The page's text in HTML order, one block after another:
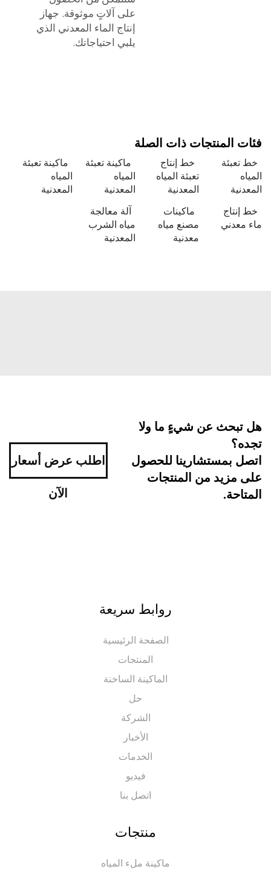
على آلاتٍ موثوقة.جهاز
إنتاج الماء المعدنيالذي
يلبي احتياجاتك.
المنتجات ذات الصلة
خط إنتاج
تعبئة المياه
المعدنية
ماكينة تعبئة
المياه
المعدنية
ماكينة تعبئة
المعدنية
ماكينات
مصنع مياه
آلة معالجة
مياه الشرب
المعدنية
عن شيءٍ ما ولا
بمستشارينا للحصول
مزيد من المنتجات
اطلب عرض أسعار
روابط سريعة
الصفحة الرئيسية
المنتجات
الماكينة الساخنة
الشركة
الخدمات
اتصل بنا
منتجات
ماكينة ملء المياه